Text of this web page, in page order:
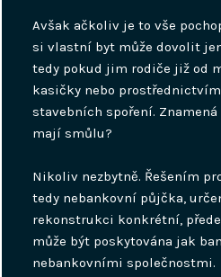
Avšak ačkoliv je to vše
si vlastní byt může dovolit
tedy pokud jim rodiče již od
kasičky nebo
stavebních spoření.
mají smůlu?
Nikoliv nezbytně. Řešením
tedy nebankovní půjčka,
rekonstrukci konkrétní,
může být poskytována jak
nebankovními společnostmi.